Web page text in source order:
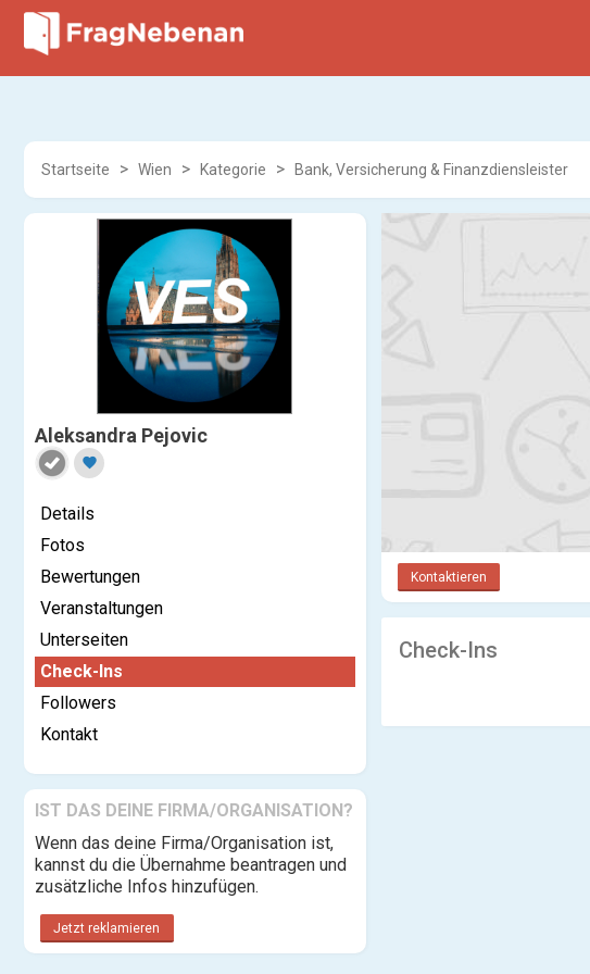
Startseite Wien Kategorie Bank, Versicherung & Finanzdiensleister
Aleksandra Pejovic
favorite
Details
Fotos
Bewertungen
Veranstaltungen
Unterseiten
Check-Ins
Followers
Kontakt
IST DAS DEINE FIRMA/ORGANISATION?
Wenn das deine Firma/Organisation ist,
kannst du die Übernahme beantragen und
zusätzliche Infos hinzufügen.
Jetzt reklamieren
Kontaktieren
Check-Ins